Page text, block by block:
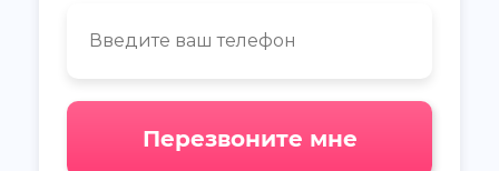
Перезвоните мне